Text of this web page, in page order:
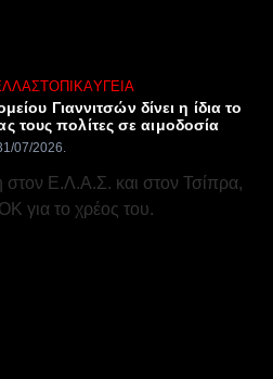
ΤΟΠΙΚΆΥΓΕΊΑ
Γιαννιτσών δίνει η ίδια το
τους πολίτες σε αιμοδοσία
07/2026